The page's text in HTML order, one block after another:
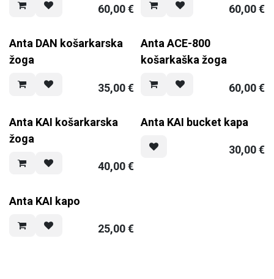
60,00€ 60,00€
Anta DAN košarkarska
žoga
35,00€
Anta ACE-800
košarkaška žoga
60,00€
Anta KAI košarkarska
žoga
40,00€
Anta KAI bucket kapa
30,00€
Anta KAI kapo
25,00€